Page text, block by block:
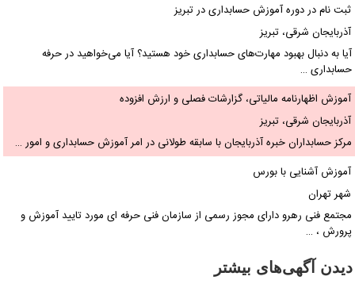
نام در دوره آموزش حسابداری در تبریز
شرقی، تبریز
به دنبال بهبود مهارت‌های حسابداری خود هستید؟ آیا می‌خواهید در حرفه
…
اظهارنامه مالیاتی، گزارشات فصلی و ارزش افزوده
شرقی، تبریز
حسابداران خبره آذربایجان با سابقه طولانی در امر آموزش حسابداری و امور …
آشنایی با بورس
تهران
فنی رهرو دارای مجوز رسمی از سازمان فنی حرفه ای مورد تایید آموزش و
، …
آگهی‌های بیشتر